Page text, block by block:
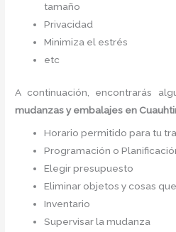
tamaño
Privacidad
Minimiza el estrés
etc
A continuación, encontrarás
mudanzas y embalajes en
Horario permitido para tu
Programación o
Elegir presupuesto
Eliminar objetos y cosas
Inventario
Supervisar la mudanza